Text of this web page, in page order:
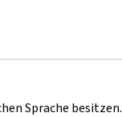
Sprache besitzen.